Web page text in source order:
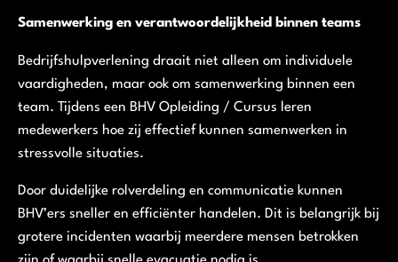
Samenwerking en verantwoordelijkheid binnen teams
Bedrijfshulpverlening draait niet alleen om individuele
vaardigheden, maar ook om samenwerking binnen een
team. Tijdens een BHV Opleiding / Cursus leren
medewerkers hoe zij effectief kunnen samenwerken in
stressvolle situaties.
Door duidelijke rolverdeling en communicatie kunnen
BHV’ers sneller en efficiënter handelen. Dit is belangrijk bij
grotere incidenten waarbij meerdere mensen betrokken